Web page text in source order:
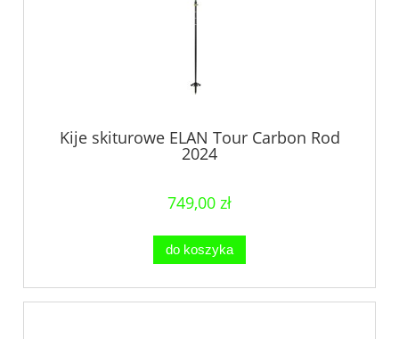
Kije skiturowe ELAN Tour Carbon Rod
2024
749,00 zł
do koszyka